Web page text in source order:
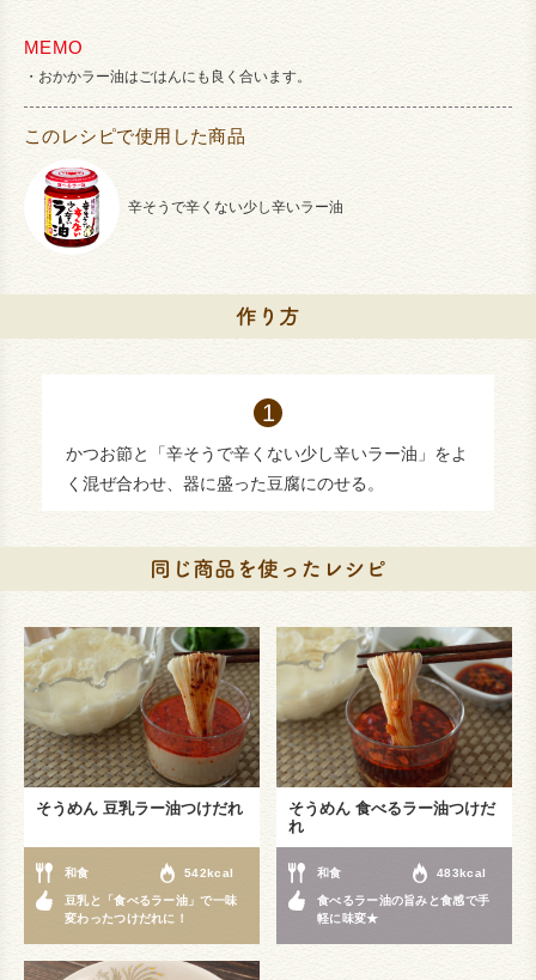
MEMO
おかかラー油はごはんにも良く合います。
このレシピで使用した商品
辛そうで辛くない少し辛いラー油
かつお節と「辛そうで辛くない少し辛いラー油」をよ
く混ぜ合わせ、器に盛った豆腐にのせる。
そうめん 豆乳ラー油つけだれ
和食 542kcal
豆乳と「食べるラー油」で一味
変わったつけだれに！
そうめん 食べるラー油つけだ
れ
和食 483kcal
食べるラー油の旨みと食感で手
軽に味変★